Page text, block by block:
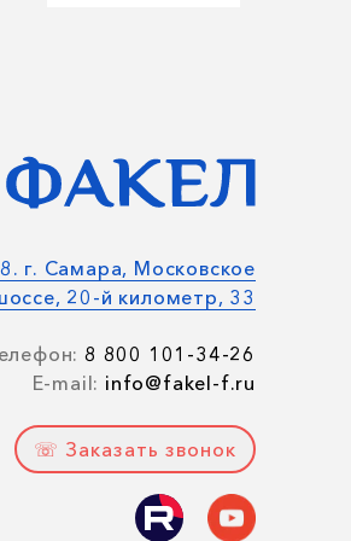
г. Самара, Московское
20-й километр, 33
8 800 101-34-26
E-mail: info@fakel-f.ru
☏ Заказать звонок